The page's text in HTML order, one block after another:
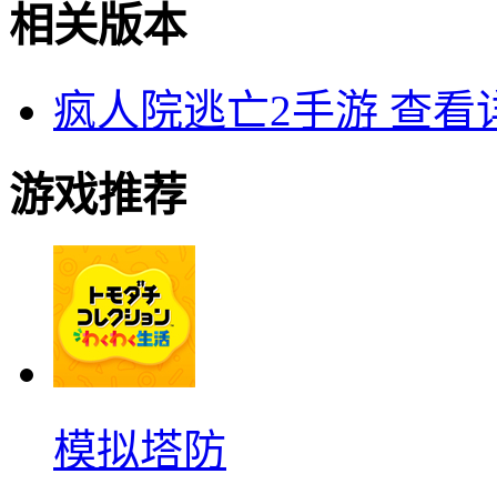
相关版本
疯人院逃亡2手游 查看
游戏推荐
模拟塔防